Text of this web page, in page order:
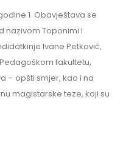
1. Obavještava se
nazivom Toponimi i
Ivane Petković,
fakultetu,
– opšti smjer, kao i na
magistarske teze, koji su